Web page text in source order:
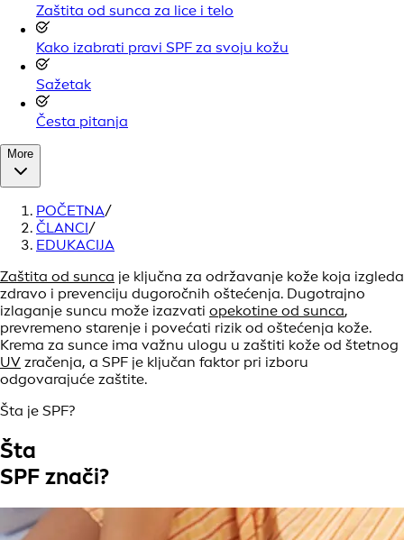
Zaštita od sunca za lice i telo
Kako izabrati pravi SPF za svoju kožu
Sažetak
Česta pitanja
More
POČETNA/
ČLANCI/
EDUKACIJA
Zaštita od sunca je ključna za održavanje kože koja izgleda
zdravo i prevenciju dugoročnih oštećenja. Dugotrajno
izlaganje suncu može izazvati opekotine od sunca,
prevremeno starenje i povećati rizik od oštećenja kože.
Krema za sunce ima važnu ulogu u zaštiti kože od štetnog
UV zračenja, a SPF je ključan faktor pri izboru
odgovarajuće zaštite.
Šta je SPF?
Šta
SPF znači?